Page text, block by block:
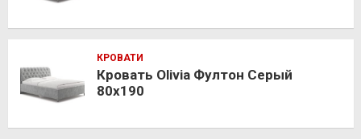
КРОВАТИ
Кровать Olivia Фултон Серый
80х190